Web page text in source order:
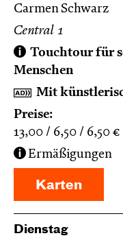
Carmen Schwarz
Central 1
Touchtour für
Menschen
Mit
Preise:
13,00
6,50 6,50 €
Ermäßigungen
Karten
Dienstag